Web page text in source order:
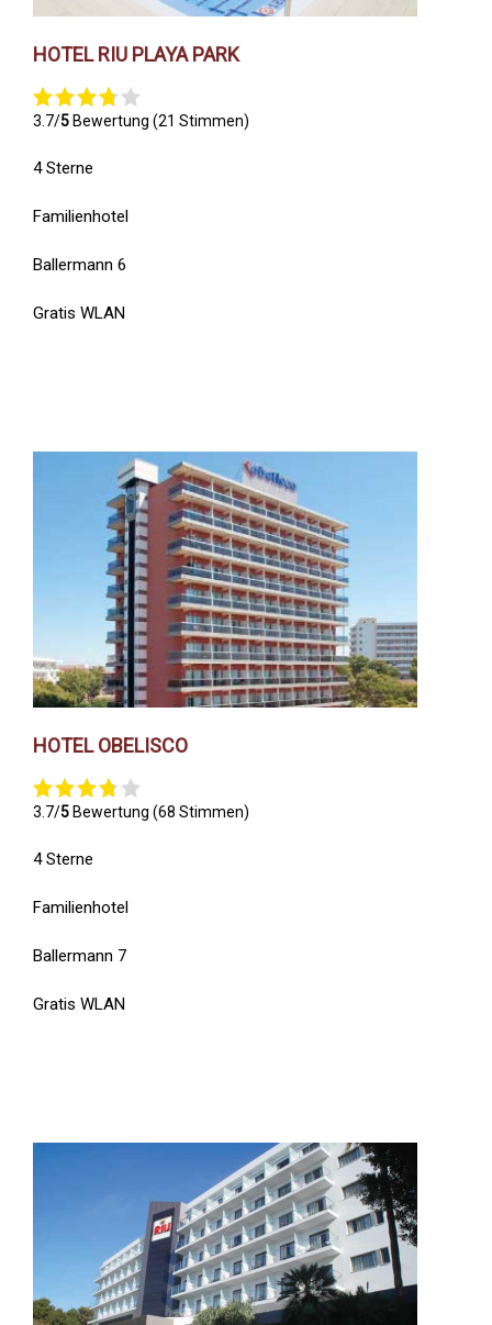
HOTEL RIU PLAYA PARK
3.7/5 Bewertung (21 Stimmen)
4 Sterne
Familienhotel
Ballermann 6
Gratis WLAN
HOTEL OBELISCO
3.7/5 Bewertung (68 Stimmen)
4 Sterne
Familienhotel
Ballermann 7
Gratis WLAN